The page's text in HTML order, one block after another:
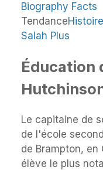
Tendance
Salah Plus
Éducation
Le capitaine de
de l'école
de Brampton,
élève le plus